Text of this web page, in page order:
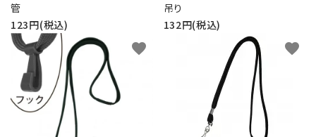
管
123円(税込)
吊り
132円(税込)
favorite favorite